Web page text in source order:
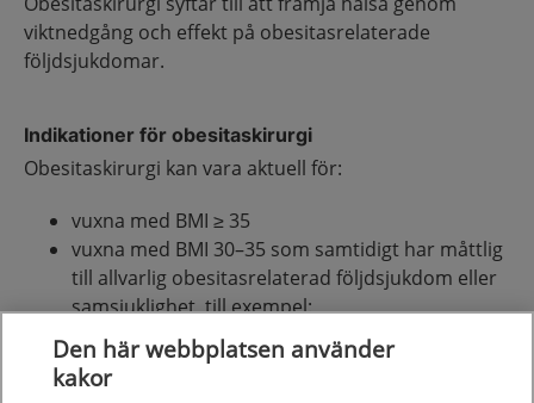
viktnedgång och effekt på obesitasrelaterade
följdsjukdomar.
Indikationer för obesitaskirurgi
Obesitaskirurgi kan vara aktuell för:
vuxna med BMI ≥ 35
vuxna med BMI 30–35 som samtidigt har måttlig
till allvarlig obesitasrelaterad följdsjukdom eller
samsjuklighet, till exempel:
typ 2-diabetes
sömnapnésyndrom
Den här webbplatsen använder
kakor